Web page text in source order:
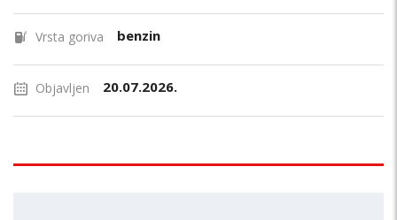
Vrsta goriva benzin
Objavljen 20.07.2026.